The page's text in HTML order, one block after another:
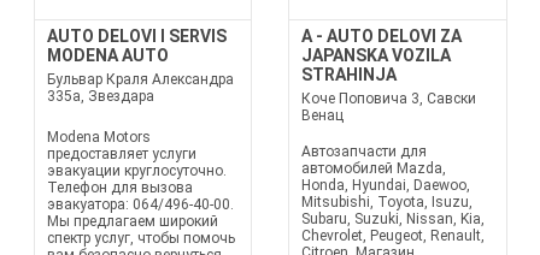
AUTO DELOVI I SERVIS
MODENA AUTO
Бульвар Краля Александра
335а, Звездара
Modena Motors
предоставляет услуги
эвакуации круглосуточно.
Телефон для вызова
эвакуатора: 064/496-40-00.
Мы предлагаем широкий
спектр услуг, чтобы помочь
A - AUTO DELOVI ZA
JAPANSKA VOZILA
STRAHINJA
Коче Поповича 3, Савски
Венац
Автозапчасти для
автомобилей Mazda,
Honda, Hyundai, Daewoo,
Mitsubishi, Toyota, Isuzu,
Subaru, Suzuki, Nissan, Kia,
Chevrolet, Peugeot, Renault,